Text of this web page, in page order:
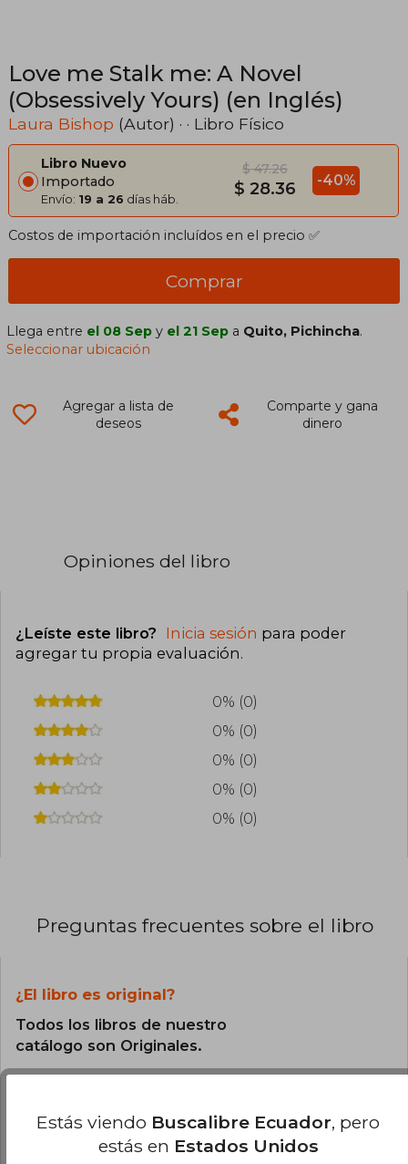
Love me Stalk me: A Novel
(Obsessively Yours) (en Inglés)
Laura Bishop (Autor) · · Libro Físico
Libro Nuevo
Importado
Envío: 19 a 26 días háb.
$ 47.26
$ 28.36 -40%
Costos de importación incluídos en el precio ✅
Comprar
Llega entre el 08 Sep y el 21 Sep a Quito, Pichincha.
Seleccionar ubicación
Agregar a lista de
deseos
Comparte y gana
dinero
Opiniones del libro
¿Leíste este libro? Inicia sesión para poder
agregar tu propia evaluación.
0% (0)
0% (0)
0% (0)
0% (0)
0% (0)
Preguntas frecuentes sobre el libro
¿El libro es original?
Todos los libros de nuestro
catálogo son Originales.
libro?
El libro está escrito en Inglés.
Estás viendo Buscalibre Ecuador, pero
estás en Estados Unidos